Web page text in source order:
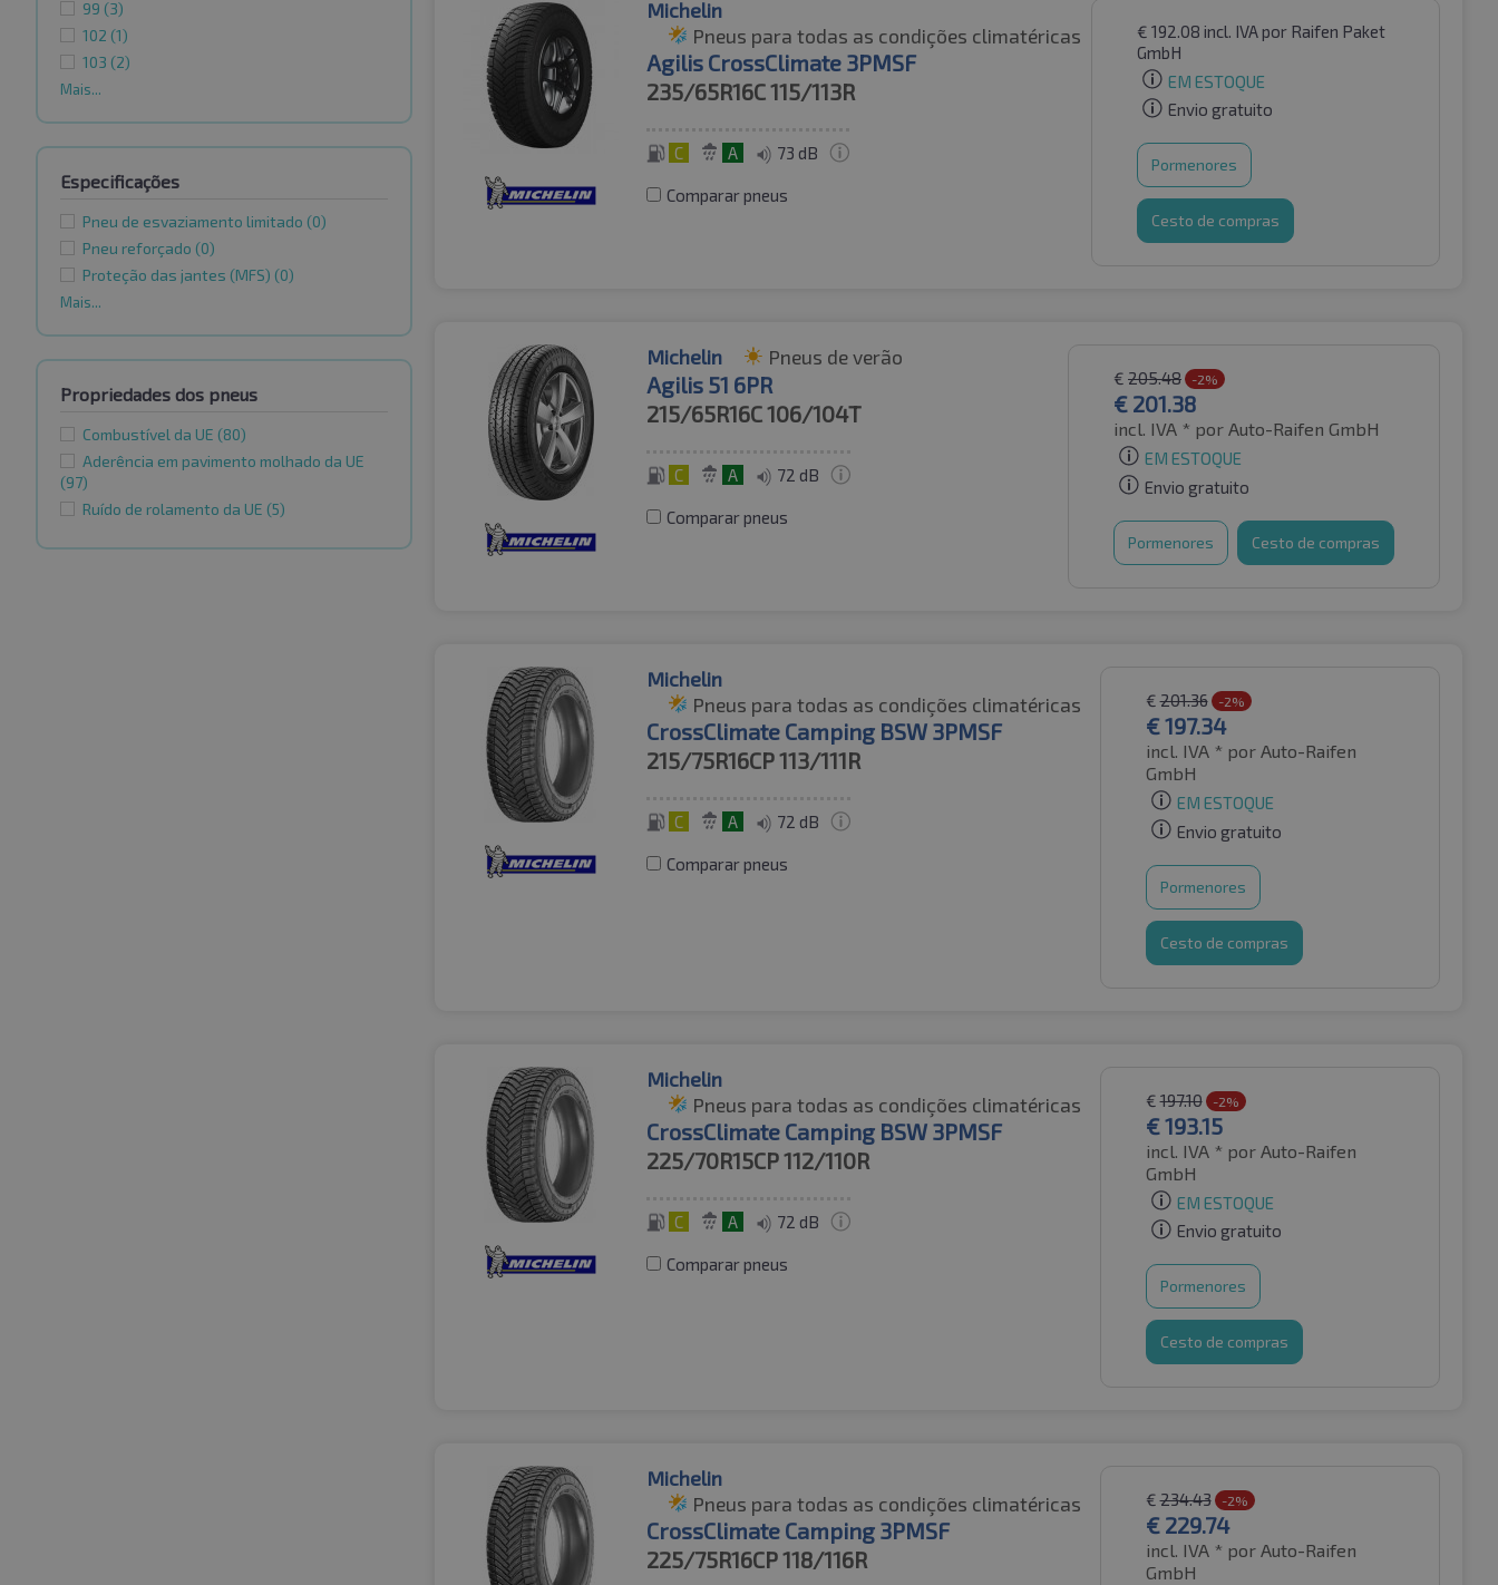
99 (3)
102 (1)
103 (2)
Mais...
Especificações
Pneu de esvaziamento limitado (0)
Pneu reforçado (0)
Proteção das jantes (MFS) (0)
Mais...
Propriedades dos pneus
Combustível da UE (80)
Aderência em pavimento molhado da UE
(97)
Ruído de rolamento da UE (5)
Michelin
Pneus para todas as condições climatéricas
Agilis CrossClimate 3PMSF
235/65R16C115/113R
C A 73 dB
Comparar pneus
€ 192.08 incl. IVApor Raifen Paket
GmbH
EM ESTOQUE
Envio gratuito
Pormenores
Cesto de compras
Michelin Pneus de verão
Agilis 51 6PR
215/65R16C106/104T
C A 72 dB
Comparar pneus
€ 205.48 -2%
€ 201.38
incl. IVA * por Auto-Raifen GmbH
EM ESTOQUE
Envio gratuito
Pormenores Cesto de compras
Michelin
Pneus para todas as condições climatéricas
CrossClimate Camping BSW 3PMSF
215/75R16CP113/111R
C A 72 dB
Comparar pneus
€201.36 -2%
€197.34
incl. IVA * por Auto-Raifen
GmbH
EM ESTOQUE
Envio gratuito
Pormenores
Cesto de compras
Michelin
Pneus para todas as condições climatéricas
CrossClimate Camping BSW 3PMSF
225/70R15CP112/110R
C A 72 dB
Comparar pneus
€197.10 -2%
€193.15
incl. IVA * por Auto-Raifen
GmbH
EM ESTOQUE
Envio gratuito
Pormenores
Cesto de compras
Michelin
Pneus para todas as condições climatéricas
CrossClimate Camping 3PMSF
225/75R16CP118/116R
€234.43 -2%
€ 229.74
incl. IVA * por Auto-Raifen
GmbH